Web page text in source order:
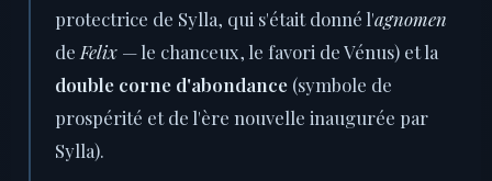
protectrice de Sylla, qui s'était donné l'agnomen
de Felix — le chanceux, le favori de Vénus) et la
double corne d'abondance (symbole de
prospérité et de l'ère nouvelle inaugurée par
Sylla).